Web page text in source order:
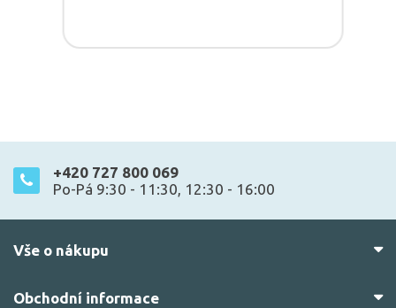
+420 727 800 069
Po-Pá 9:30 - 11:30, 12:30 - 16:00
Vše o nákupu
Obchodní informace